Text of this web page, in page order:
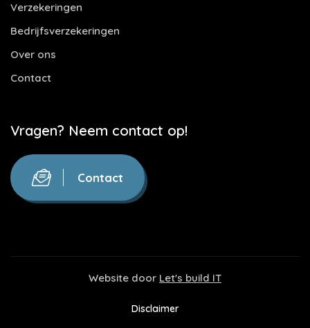
Verzekeringen
Bedrijfsverzekeringen
Over ons
Contact
Vragen? Neem contact op!
Contact
Website door Let's build IT
Disclaimer